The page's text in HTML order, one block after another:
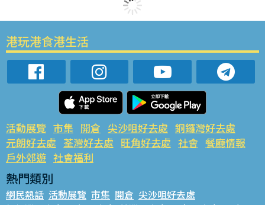
港玩港食港生活
活動展覽 市集 開倉 尖沙咀好去處 銅鑼灣好去處
元朗好去處 荃灣好去處 旺角好去處 社會 餐廳情報
戶外郊遊 社會福利
熱門類別
網民熱話 活動展覽 市集 開倉 尖沙咀好去處